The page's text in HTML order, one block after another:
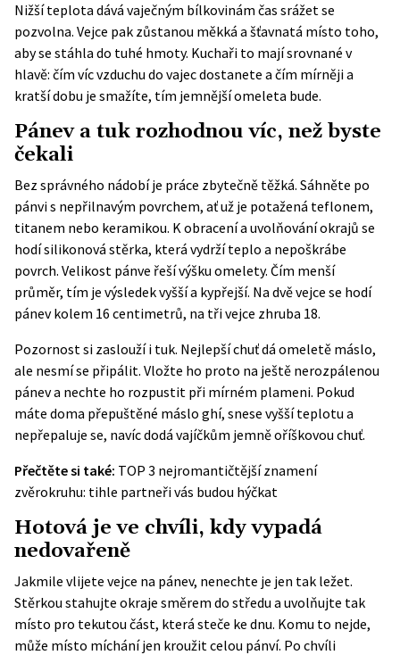
Nižší teplota dává vaječným bílkovinám čas srážet se
pozvolna. Vejce pak zůstanou měkká a šťavnatá místo toho,
aby se stáhla do tuhé hmoty. Kuchaři to mají srovnané v
hlavě: čím víc vzduchu do vajec dostanete a čím mírněji a
kratší dobu je smažíte, tím jemnější omeleta bude.
Pánev a tuk rozhodnou víc, než byste
čekali
Bez správného nádobí je práce zbytečně těžká. Sáhněte po
pánvi s nepřilnavým povrchem, ať už je potažená teflonem,
titanem nebo keramikou. K obracení a uvolňování okrajů se
hodí silikonová stěrka, která vydrží teplo a nepoškrábe
povrch. Velikost pánve řeší výšku omelety. Čím menší
průměr, tím je výsledek vyšší a kypřejší. Na dvě vejce se hodí
pánev kolem 16 centimetrů, na tři vejce zhruba 18.
Pozornost si zaslouží i tuk. Nejlepší chuť dá omeletě máslo,
ale nesmí se připálit. Vložte ho proto na ještě nerozpálenou
pánev a nechte ho rozpustit při mírném plameni. Pokud
máte doma přepuštěné máslo ghí, snese vyšší teplotu a
nepřepaluje se, navíc dodá vajíčkům jemně oříškovou chuť.
Přečtěte si také: TOP 3 nejromantičtější znamení
zvěrokruhu: tihle partneři vás budou hýčkat
Hotová je ve chvíli, kdy vypadá
nedovařeně
Jakmile vlijete vejce na pánev, nenechte je jen tak ležet.
Stěrkou stahujte okraje směrem do středu a uvolňujte tak
místo pro tekutou část, která steče ke dnu. Komu to nejde,
může místo míchání jen kroužit celou pánví. Po chvíli